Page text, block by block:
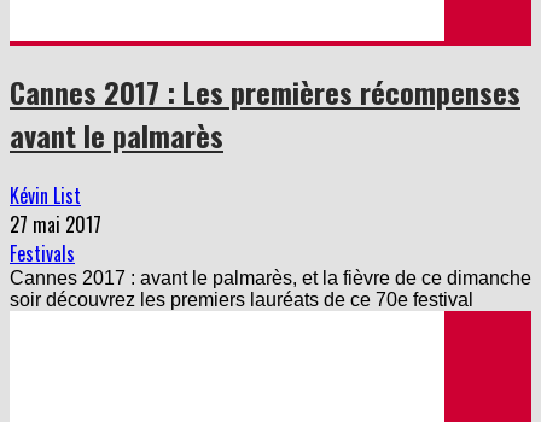
Cannes 2017 : Les premières récompenses
avant le palmarès
Kévin List
27 mai 2017
Festivals
Cannes 2017 : avant le palmarès, et la fièvre de ce dimanche
soir découvrez les premiers lauréats de ce 70e festival